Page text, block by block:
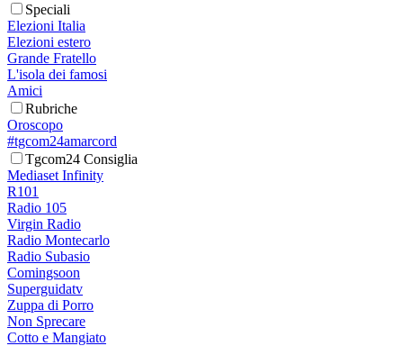
Speciali
Elezioni Italia
Elezioni estero
Grande Fratello
L'isola dei famosi
Amici
Rubriche
Oroscopo
#tgcom24amarcord
Tgcom24 Consiglia
Mediaset Infinity
R101
Radio 105
Virgin Radio
Radio Montecarlo
Radio Subasio
Comingsoon
Superguidatv
Zuppa di Porro
Non Sprecare
Cotto e Mangiato